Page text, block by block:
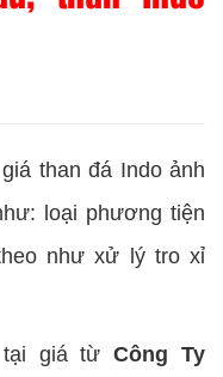
than đá Indo ảnh
loại phương tiện
như xử lý tro xỉ
tại giá từCông Ty